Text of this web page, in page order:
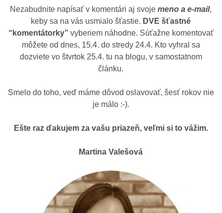
Nezabudnite napísať v komentári aj svojemeno a e-mail,
keby sa na vás usmialo šťastie. DVE šťastné
“komentátorky” vyberiem náhodne. Súťažne komentovať
môžete od dnes, 15.4. do stredy 24.4. Kto vyhral sa
dozviete vo štvrtok 25.4. tu na blogu, v samostatnom
článku.
Smelo do toho, veď máme dôvod oslavovať, šesť rokov nie
je málo :-).
Ešte raz ďakujem za vašu priazeň, veľmi si to vážim.
Martina Valešová